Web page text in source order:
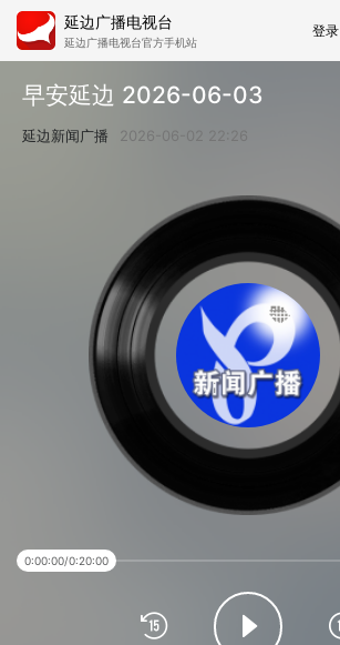
延边广播电视台
延边广播电视台官方手机站
登录
首页
推荐
纪委监委 专题 文体
交通文艺广播 延边卫健 延边医保
延边商务 延边好就业 VR
电视 广播
早安延边 2026-06-03
延边新闻广播 2026-06-02 22:26
0:00:00/0:20:00